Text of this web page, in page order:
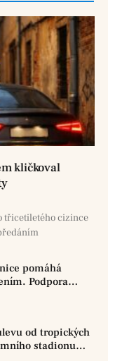
kličkoval
třicetiletého cizince
pomáhá
Podpora
od tropických
stadionu